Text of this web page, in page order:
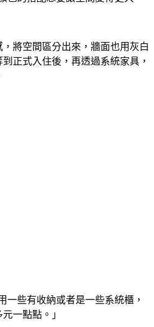
將空間區分出來，牆面也用灰白
正式入住後，再透過系統家具，
一些有收納或者是一些系統櫃，
一點點。」